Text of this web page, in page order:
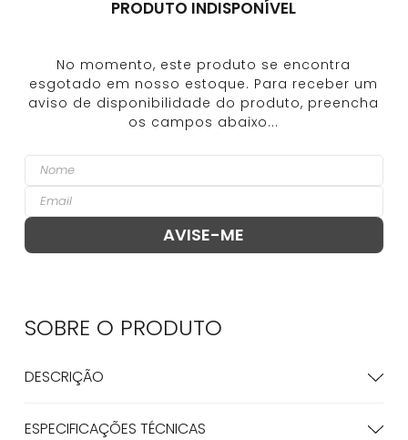
PRODUTO INDISPONÍVEL
SOBRE O PRODUTO
DESCRIÇÃO
ESPECIFICAÇÕES TÉCNICAS